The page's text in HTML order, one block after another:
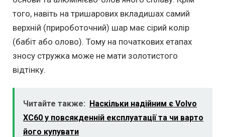
того, навіть на тришарових вкладишах самий
верхній (прироботочний) шар має сірий колір
(бабіт або олово). Тому на початкових етапах
зносу стружка може не мати золотистого
відтінку.
Читайте также: Наскільки надійним є Volvo
XC60 у повсякденній експлуатації та чи варто
його купувати